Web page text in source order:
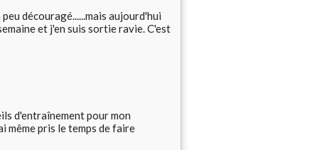
découragé......mais aujourd'hui
et j'en suis sortie ravie. C'est
d'entraînement pour mon
même pris le temps de faire